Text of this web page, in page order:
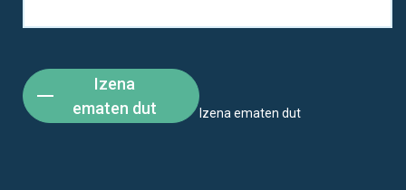
Izena
ematen dut
Izena ematen dut